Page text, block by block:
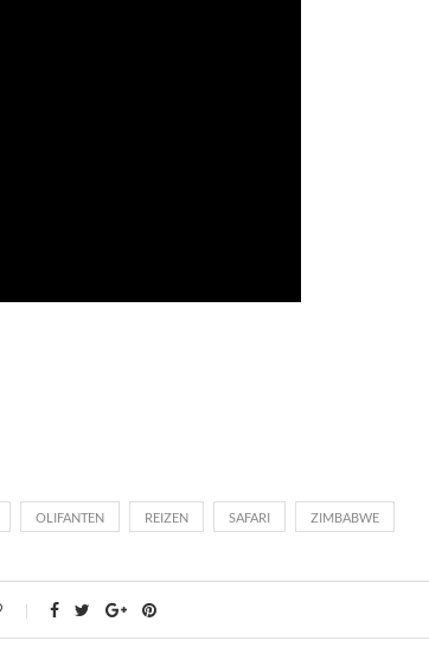
OLIFANTEN REIZEN SAFARI ZIMBABWE